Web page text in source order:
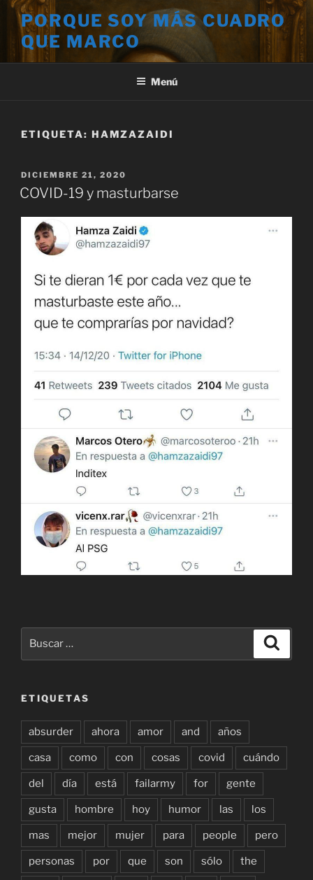
Saltar
contenido
PORQUE SOY MÁS CUADRO
QUE MARCO
Menú
ETIQUETA: HAMZAZAIDI
PUBLICADO
EL
DICIEMBRE 21, 2020
COVID-19 y masturbarse
ETIQUETAS
absurder ahora amor and años
casa como con cosas covid cuándo
del día está failarmy for gente
gusta hombre hoy humor las los
mas mejor mujer para people pero
personas por que son sólo the